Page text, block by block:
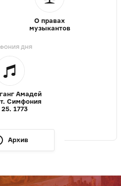
О правах
музыкантов
ДНЯ
Амадей
Симфония
1773
Архив